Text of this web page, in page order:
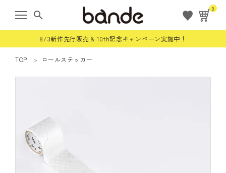
search
0
8/3新作先行販売 & 10th記念キャンペーン実施中！
すべての商品
TOP ロールステッカー